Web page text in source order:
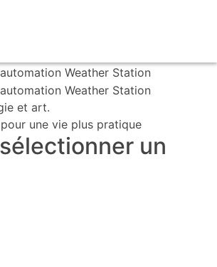
et art.
une vie plus pratique
un